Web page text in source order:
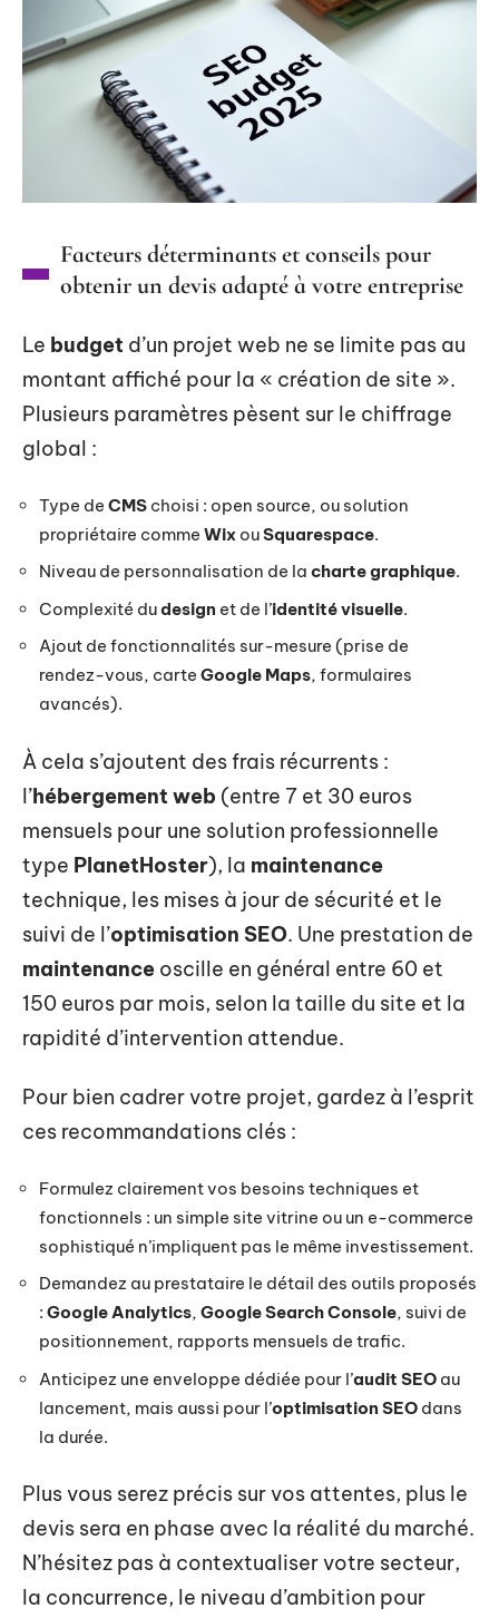
Facteurs déterminants et conseils pour
obtenir un devis adapté à votre entreprise
Le budget d’un projet web ne se limite pas au
montant affiché pour la « création de site ».
Plusieurs paramètres pèsent sur le chiffrage
global :
Type de CMS choisi : open source, ou solution
propriétaire comme Wix ouSquarespace.
Niveau de personnalisation de la charte graphique.
Complexité dudesign et de l’identité visuelle.
Ajout de fonctionnalités sur-mesure (prise de
rendez-vous, carte Google Maps, formulaires
avancés).
À cela s’ajoutent des frais récurrents :
l’hébergement web (entre 7 et 30 euros
mensuels pour une solution professionnelle
type PlanetHoster), la maintenance
technique, les mises à jour de sécurité et le
suivi de l’optimisation SEO. Une prestation de
maintenance oscille en général entre 60 et
150 euros par mois, selon la taille du site et la
rapidité d’intervention attendue.
Pour bien cadrer votre projet, gardez à l’esprit
ces recommandations clés :
Formulez clairement vos besoins techniques et
fonctionnels : un simple site vitrine ou un e-commerce
sophistiqué n’impliquent pas le même investissement.
Demandez au prestataire le détail des outils proposés
: Google Analytics, Google Search Console, suivi de
positionnement, rapports mensuels de trafic.
Anticipez une enveloppe dédiée pour l’audit SEO au
lancement, mais aussi pour l’optimisation SEO dans
la durée.
Plus vous serez précis sur vos attentes, plus le
devis sera en phase avec la réalité du marché.
N’hésitez pas à contextualiser votre secteur,
la concurrence, le niveau d’ambition pour